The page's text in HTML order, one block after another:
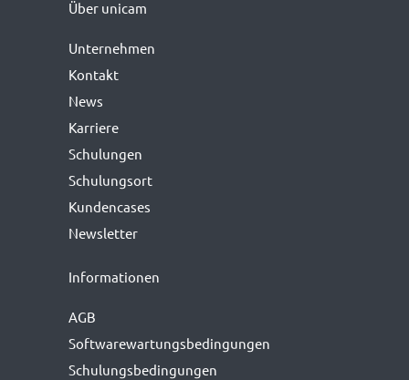
Über unicam
Unternehmen
Kontakt
News
Karriere
Schulungen
Schulungsort
Kundencases
Newsletter
Informationen
AGB
Softwarewartungs­bedingungen
Schulungsbedingungen